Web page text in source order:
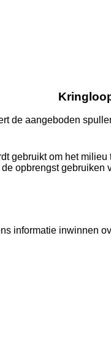
de aangeboden
gebruikt om het
opbrengst gebruiken
informatie inwinnen